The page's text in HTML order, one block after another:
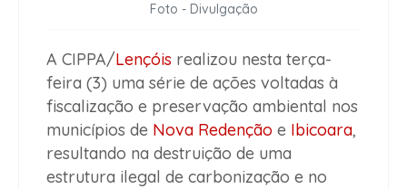
Foto - Divulgação
A CIPPA/Lençóis realizou nesta terça-
feira (3) uma série de ações voltadas à
fiscalização e preservação ambiental nos
municípios de Nova Redenção e Ibicoara,
resultando na destruição de uma
estrutura ilegal de carbonização e no